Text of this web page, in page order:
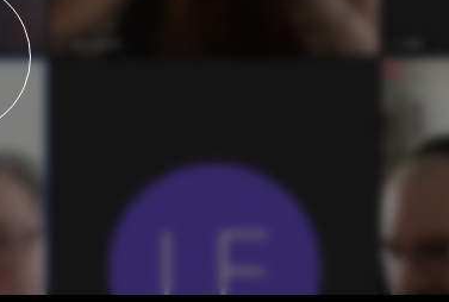
Lancer la vidéo - Assemblée Osuny 18